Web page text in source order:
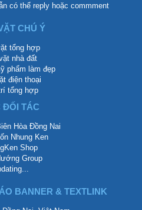
có thể reply hoặc commment
CHÚ Ý
tổng hợp
nhà đất
phẩm làm đẹp
điện thoại
tổng hợp
ĐỐI TÁC
Hòa Đồng Nai
Nhung Ken
Shop
Group
BANNER & TEXTLINK